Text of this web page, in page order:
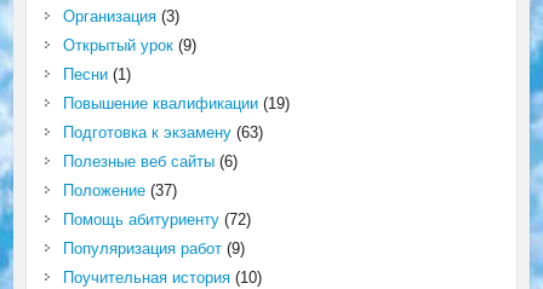
Организация(3)
Открытый урок(9)
Песни(1)
Повышение квалификации(19)
Подготовка к экзамену(63)
Полезные веб сайты(6)
Положение(37)
Помощь абитуриенту(72)
Популяризация работ(9)
Поучительная история(10)